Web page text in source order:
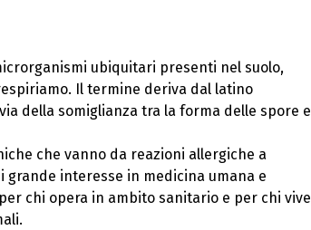
ubiquitari presenti nel suolo,
Il termine deriva dal latino
della somiglianza tra la forma delle spore e
che vanno da reazioni allergiche a
interesse in medicina umana e
chi opera in ambito sanitario e per chi vive